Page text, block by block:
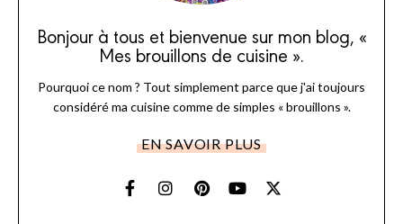
Bonjour à tous et bienvenue sur mon blog, «
Mes brouillons de cuisine ».
Pourquoi ce nom ? Tout simplement parce que j'ai toujours
considéré ma cuisine comme de simples « brouillons ».
EN SAVOIR PLUS